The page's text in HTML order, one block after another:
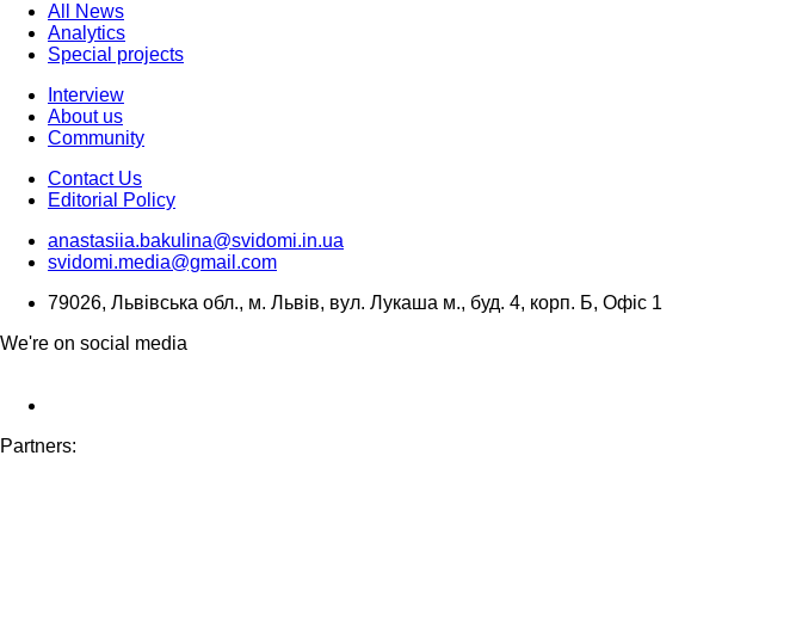
All News
Analytics
Special projects
Interview
About us
Community
Contact Us
Editorial Policy
anastasiia.bakulina@svidomi.in.ua
svidomi.media@gmail.com
79026, Львівська обл., м. Львів, вул. Лукаша м., буд. 4, корп. Б, Офіс 1
We're on social media
Partners: